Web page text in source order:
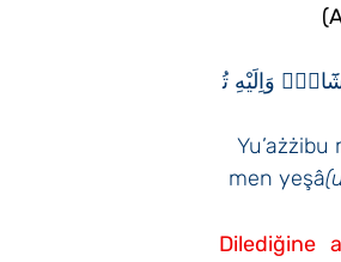
وَاِلَيْهِ تُ
men yeşâ
Dilediğine